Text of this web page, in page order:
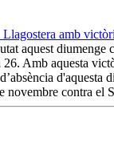
aquest
Amb aquesta
d'aquesta
novembre contra el